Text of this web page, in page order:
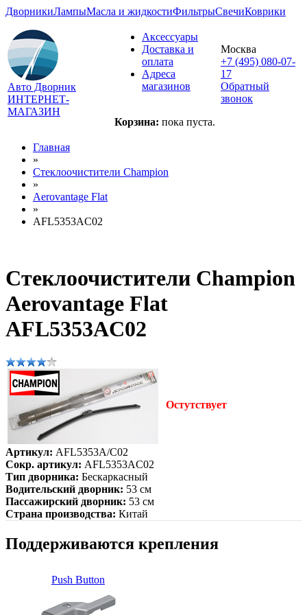
ДворникиЛампыМасла и жидкостиФильтрыСвечиКоврики
Авто Дворник
ИНТЕРНЕТ-
МАГАЗИН
Аксессуары
Доставка и
оплата
Адреса
магазинов
Корзина: пока пуста.
Москва
+7 (495) 080-07-
17
Обратный
звонок
Главная
»
Стеклоочистители Champion
»
Aerovantage Flat
»
AFL5353AC02
Стеклоочистители Champion
Aerovantage Flat
AFL5353AC02
Остутствует
Артикул: AFL5353A/C02
Сокр. артикул: AFL5353AC02
Тип дворника: Бескаркасный
Водительский дворник: 53 см
Пассажирский дворник: 53 см
Страна производства: Китай
Поддерживаются крепления
Push Button